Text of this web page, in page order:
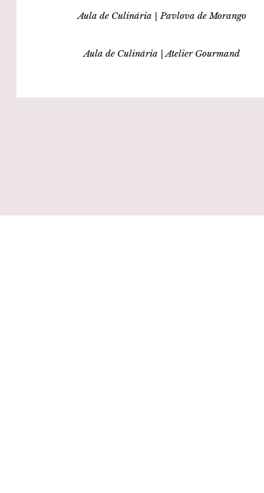
Aula de Culinária | Pavlova de Morango
Aula de Culinária | Atelier Gourmand